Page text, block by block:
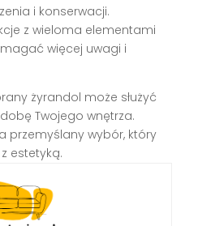
i konserwacji.
z wieloma elementami
więcej uwagi i
żyrandol może służyć
Twojego wnętrza.
przemyślany wybór, który
estetyką.